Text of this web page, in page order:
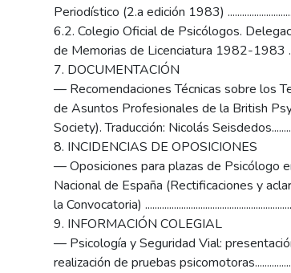
Periodístico (2.a edición 1983)
6.2. Colegio Oficial de Psicólogos.
de Memorias de Licenciatura 1982-1983
7. DOCUMENTACIÓN
— Recomendaciones Técnicas sobre los
de Asuntos Profesionales de la British
Society). Traducción: Nicolás
8. INCIDENCIAS DE OPOSICIONES
— Oposiciones para plazas de Psicólogo
Nacional de España (Rectificaciones y
la Convocatoria)
9. INFORMACIÓN COLEGIAL
— Psicología y Seguridad Vial:
realización de pruebas